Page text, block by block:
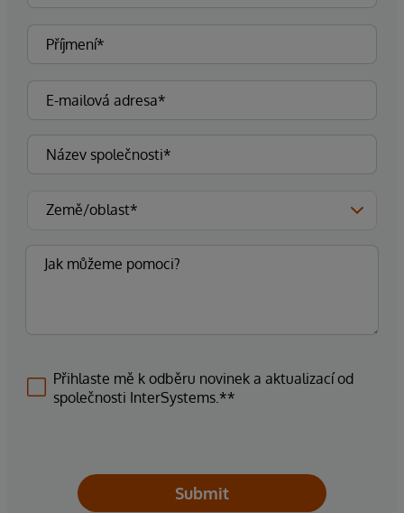
Přihlaste mě k odběru novinek a aktualizací od
společnosti InterSystems.**
Submit